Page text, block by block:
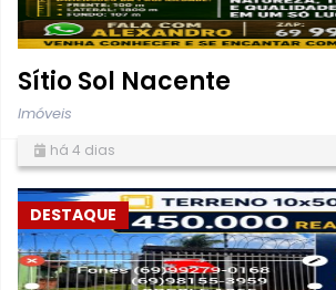
Sítio Sol Nacente
Imóveis
há 4 dias
DESTAQUE